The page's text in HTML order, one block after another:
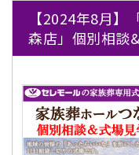
【2024年8月】
森店」個別相談